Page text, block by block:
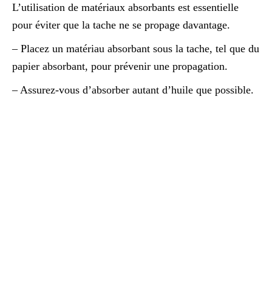
L’utilisation de matériaux absorbants est essentielle
pour éviter que la tache ne se propage davantage.
– Placez un matériau absorbant sous la tache, tel que du
papier absorbant, pour prévenir une propagation.
– Assurez-vous d’absorber autant d’huile que possible.